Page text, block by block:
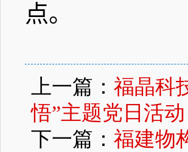
点。
上一篇： 福晶科
悟”主题党日活动
下一篇： 福建物